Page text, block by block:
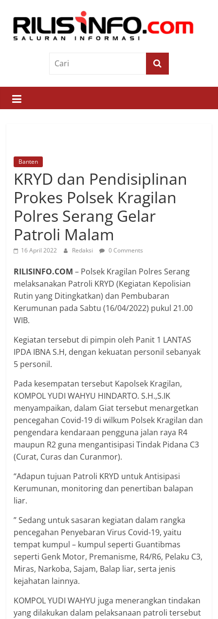
contentRilis
Saluran
Informasi
Banten
KRYD dan Pendisiplinan
Prokes Polsek Kragilan
Polres Serang Gelar
Patroli Malam
16 April 2022 Redaksi 0 Comments
RILISINFO.COM – Polsek Kragilan Polres Serang
melaksanakan Patroli KRYD (Kegiatan Kepolisian
Rutin yang Ditingkatkan) dan Pembubaran
Kerumunan pada Sabtu (16/04/2022) pukul 21.00
WIB.
Kegiatan tersebut di pimpin oleh Panit 1 LANTAS
IPDA IBNA S.H, dengan kekuatan personil sebanyak
5 personil.
Pada kesempatan tersebut Kapolsek Kragilan,
KOMPOL YUDI WAHYU HINDARTO. S.H.,S.IK
menyampaikan, dalam Giat tersebut menargetkan
pencegahan Covid-19 di wilkum Polsek Kragilan dan
pengendara kendaraan pengguna jalan raya R4
maupun R2 guna mengantisipasi Tindak Pidana C3
(Curat, Curas dan Curanmor).
“Adapun tujuan Patroli KRYD untuk Antisipasi
Kerumunan, monitoring dan penertiban balapan
liar.
” Sedang untuk sasaran kegiatan dalam rangka
pencegahan Penyebaran Virus Covid-19, yaitu
tempat kumpul – kumpul seperti Guantibmas
seperti Genk Motor, Premanisme, R4/R6, Pelaku C3,
Miras, Narkoba, Sajam, Balap liar, serta jenis
kejahatan lainnya.
KOMPOL YUDI WAHYU juga menerangkan tindakan
yang dilakukan dalam pelaksanaan patroli tersebut